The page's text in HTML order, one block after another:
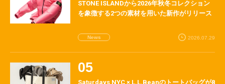
STONE ISLANDから2026年秋冬コレクション
を象徴する2つの素材を用いた新作がリリース
News 2026.07.29
Saturdays NYC × L.L.Beanのトートバッグが8